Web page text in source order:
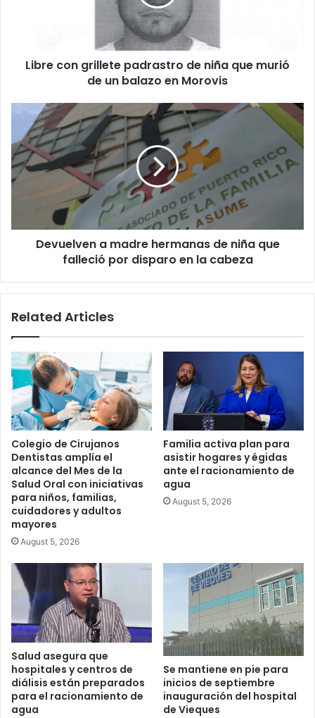
Morovis
Libre con grillete padrastro de niña que murió
de un balazo en Morovis
Devuelven
madre
hermanas
de
niña
por
disparo
cabeza
Devuelven a madre hermanas de niña que
falleció por disparo en la cabeza
Related Articles
Colegio de Cirujanos
Dentistas amplía el
alcance del Mes de la
Salud Oral con iniciativas
para niños, familias,
cuidadores y adultos
mayores
August 5, 2026
Familia activa plan para
asistir hogares y égidas
ante el racionamiento de
agua
August 5, 2026
Salud asegura que
hospitales y centros de
diálisis están preparados
para el racionamiento de
agua
Se mantiene en pie para
inicios de septiembre
inauguración del hospital
de Vieques